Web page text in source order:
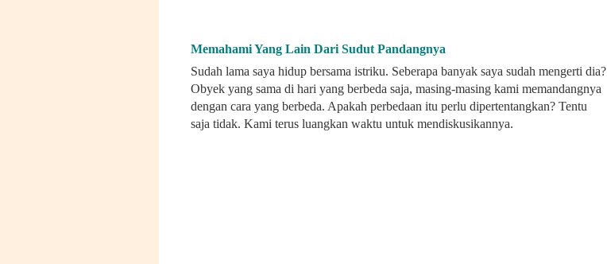
Memahami Yang Lain Dari Sudut Pandangnya
Sudah lama saya hidup bersama istriku. Seberapa banyak saya sudah mengerti dia?
Obyek yang sama di hari yang berbeda saja, masing-masing kami memandangnya
dengan cara yang berbeda. Apakah perbedaan itu perlu dipertentangkan? Tentu
saja tidak. Kami terus luangkan waktu untuk mendiskusikannya.